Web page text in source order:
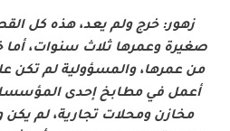
زهور: خرج ولم يعد، هذه كل
صغيرة وعمرها ثلاث سنوات،
من عمرها، والمسؤولية لم تكن
أعمل في مطابخ إحدى
مخازن ومحلات تجارية، لم يكن